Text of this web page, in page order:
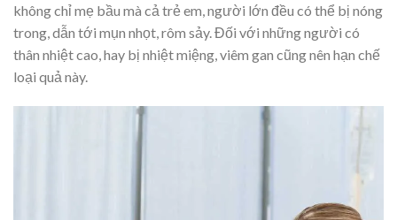
không chỉ mẹ bầu mà cả trẻ em, người lớn đều có thể bị nóng
trong, dẫn tới mụn nhọt, rôm sảy. Đối với những người có
thân nhiệt cao, hay bị nhiệt miệng, viêm gan cũng nên hạn chế
loại quả này.